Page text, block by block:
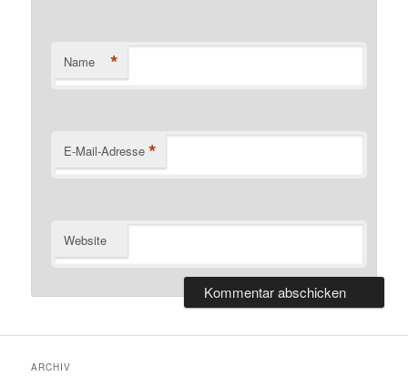
Name *
E-Mail-Adresse *
Website
ARCHIV